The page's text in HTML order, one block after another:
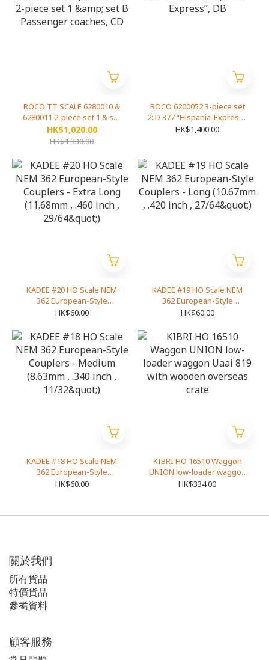
ROCO TT SCALE 6280010 &
6280011 2-piece set 1 & set
B Passenger coaches, CD
HK$1,020.00
HK$1,330.00
ROCO 6200052 3-piece set
2: D 377 “Hispania-Express”,
DB
HK$1,400.00
KADEE #20 HO Scale NEM
362 European-Style
Couplers - Extra Long
HK$60.00
KADEE #19 HO Scale NEM
362 European-Style
Couplers - Long (10.67mm ,
HK$60.00
KADEE #18 HO Scale NEM
362 European-Style
Couplers - Medium (8.63mm
HK$60.00
KIBRI HO 16510 Waggon
UNION low-loader waggon
Uaai 819 with wooden
HK$334.00
關於我們
所有貨品
特價貨品
參耉資料
顧客服務